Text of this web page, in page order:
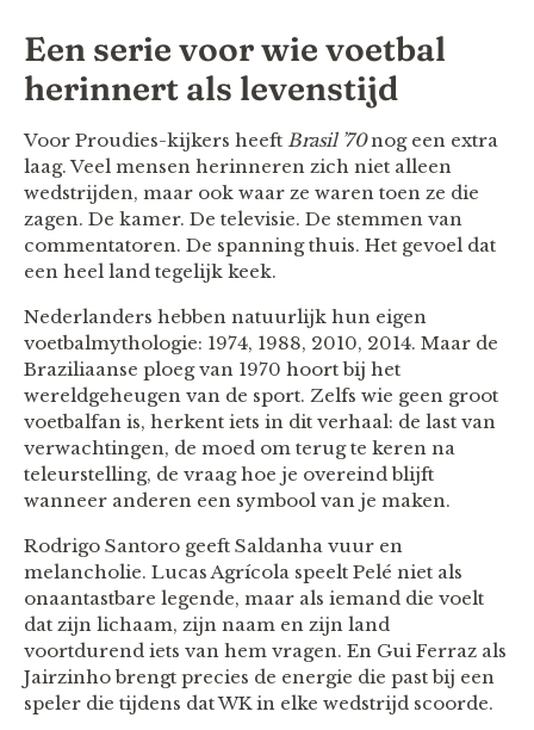
Een serie voor wie voetbal
herinnert als levenstijd
Voor Proudies-kijkers heeft Brasil ’70nog een extra
laag. Veel mensen herinneren zich niet alleen
wedstrijden, maar ook waar ze waren toen ze die
zagen. De kamer. De televisie. De stemmen van
commentatoren. De spanning thuis. Het gevoel dat
een heel land tegelijk keek.
Nederlanders hebben natuurlijk hun eigen
voetbalmythologie: 1974, 1988, 2010, 2014. Maar de
Braziliaanse ploeg van 1970 hoort bij het
wereldgeheugen van de sport. Zelfs wie geen groot
voetbalfan is, herkent iets in dit verhaal: de last van
verwachtingen, de moed om terug te keren na
teleurstelling, de vraag hoe je overeind blijft
wanneer anderen een symbool van je maken.
Rodrigo Santoro geeft Saldanha vuur en
melancholie. Lucas Agrícola speelt Pelé niet als
onaantastbare legende, maar als iemand die voelt
dat zijn lichaam, zijn naam en zijn land
voortdurend iets van hem vragen. En Gui Ferraz als
Jairzinho brengt precies de energie die past bij een
speler die tijdens dat WK in elke wedstrijd scoorde.